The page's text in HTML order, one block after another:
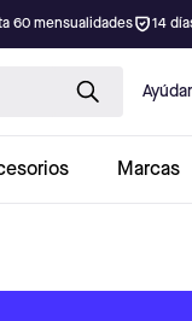
60 mensualidades 14
Marcas